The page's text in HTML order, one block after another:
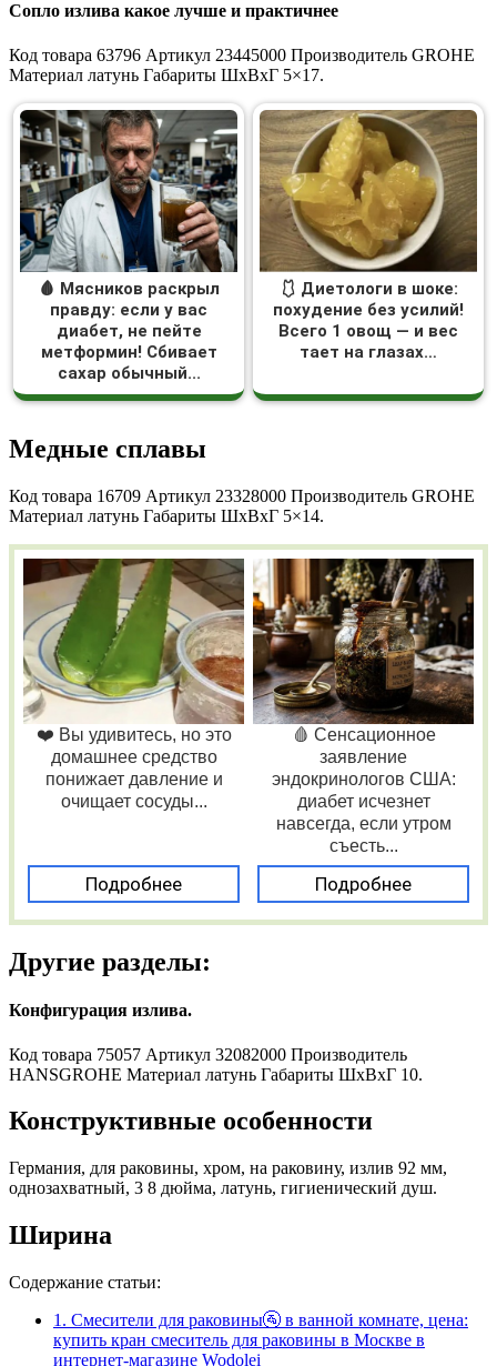
Сопло излива какое лучше и практичнее
Код товара 63796 Артикул 23445000 Производитель GROHE
Материал латунь Габариты ШxВxГ 5×17.
🩸 Мясников раскрыл
правду: если у вас
диабет, не пейте
метформин! Сбивает
сахар обычный...
🩱 Диетологи в шоке:
похудение без усилий!
Всего 1 овощ — и вес
тает на глазах…
Медные сплавы
Код товара 16709 Артикул 23328000 Производитель GROHE
Материал латунь Габариты ШxВxГ 5×14.
❤️ Вы удивитесь, но это
домашнее средство
понижает давление и
очищает сосуды...
Подробнее
🩸 Сенсационное
заявление
эндокринологов США:
диабет исчезнет
навсегда, если утром
съесть...
Подробнее
Другие разделы:
Конфигурация излива.
Код товара 75057 Артикул 32082000 Производитель
HANSGROHE Материал латунь Габариты ШxВxГ 10.
Конструктивные особенности
Германия, для раковины, хром, на раковину, излив 92 мм,
однозахватный, 3 8 дюйма, латунь, гигиенический душ.
Ширина
Содержание статьи:
1. Смесители для раковины🚰 в ванной комнате, цена:
купить кран смеситель для раковины в Москве в
интернет-магазине Wodolei